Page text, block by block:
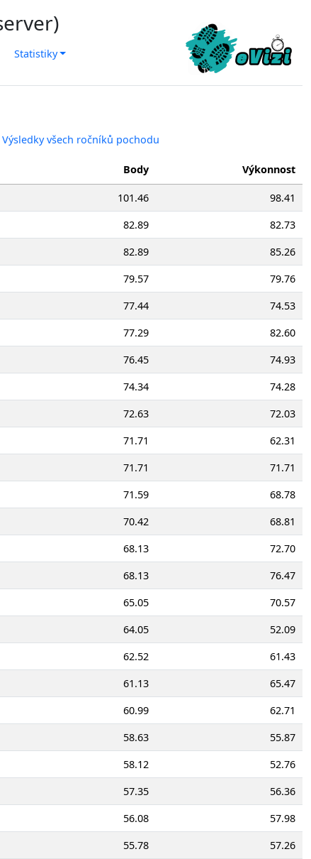
Statistiky
Výsledky všech ročníků pochodu
Body Výkonnost
101.46
98.41
82.89
82.73
82.89
85.26
79.57
79.76
77.44
74.53
77.29
82.60
76.45
74.93
74.34
74.28
72.63
72.03
71.71
62.31
71.71
71.71
71.59
68.78
70.42
68.81
68.13
72.70
68.13
76.47
65.05
70.57
64.05
52.09
62.52
61.43
61.13
65.47
60.99
62.71
58.63
55.87
58.12
52.76
57.35
56.36
56.08
57.98
55.78
57.26